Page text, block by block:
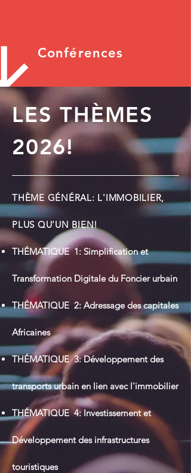
Conférences
LES THÈMES
2026!
THÈME GÉNÉRAL: L'IMMOBILIER,
PLUS QU'UN BIEN!
THÉMATIQUE 1: Simplification et
Transformation Digitale du Foncier urbain
THÉMATIQUE 2: Adressage des capitales
Africaines
THÉMATIQUE 3: Développement des
transports urbain en lien avec l'immobilier
THÉMATIQUE 4: Investissement et
Développement des infrastructures
touristiques